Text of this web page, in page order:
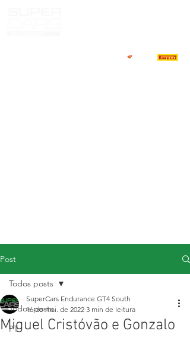
Post
Todos posts
PT
Todos posts
Miguel Cristóvão e Gonzalo
SuperCars Endurance GT4 South
16 de mai. de 2022 3 min de leitura